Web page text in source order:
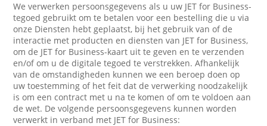
We verwerken persoonsgegevens als u uw JET for Business-
tegoed gebruikt om te betalen voor een bestelling die u via
onze Diensten hebt geplaatst, bij het gebruik van of de
interactie met producten en diensten van JET for Business,
om de JET for Business-kaart uit te geven en te verzenden
en/of om u de digitale tegoed te verstrekken. Afhankelijk
van de omstandigheden kunnen we een beroep doen op
uw toestemming of het feit dat de verwerking noodzakelijk
is om een contract met u na te komen of om te voldoen aan
de wet. De volgende persoonsgegevens kunnen worden
verwerkt in verband met JET for Business: